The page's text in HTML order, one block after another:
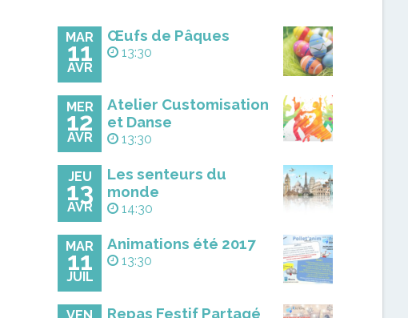
MAR
11
AVR
Œufs de Pâques
13:30
MER
12
AVR
Atelier Customisation
et Danse
13:30
JEU
13
AVR
Les senteurs du
monde
14:30
MAR
11
JUIL
Animations été 2017
13:30
Repas Festif Partagé